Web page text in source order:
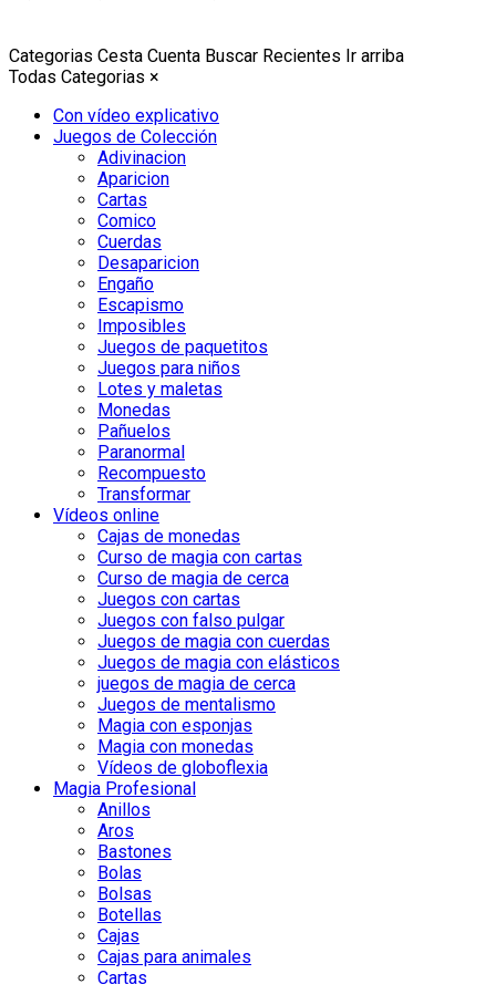
Categorias Cesta Cuenta Buscar Recientes Ir arriba
Todas Categorias ×
Con vídeo explicativo
Juegos de Colección
Adivinacion
Aparicion
Cartas
Comico
Cuerdas
Desaparicion
Engaño
Escapismo
Imposibles
Juegos de paquetitos
Juegos para niños
Lotes y maletas
Monedas
Pañuelos
Paranormal
Recompuesto
Transformar
Vídeos online
Cajas de monedas
Curso de magia con cartas
Curso de magia de cerca
Juegos con cartas
Juegos con falso pulgar
Juegos de magia con cuerdas
Juegos de magia con elásticos
juegos de magia de cerca
Juegos de mentalismo
Magia con esponjas
Magia con monedas
Vídeos de globoflexia
Magia Profesional
Anillos
Aros
Bastones
Bolas
Bolsas
Botellas
Cajas
Cajas para animales
Cartas